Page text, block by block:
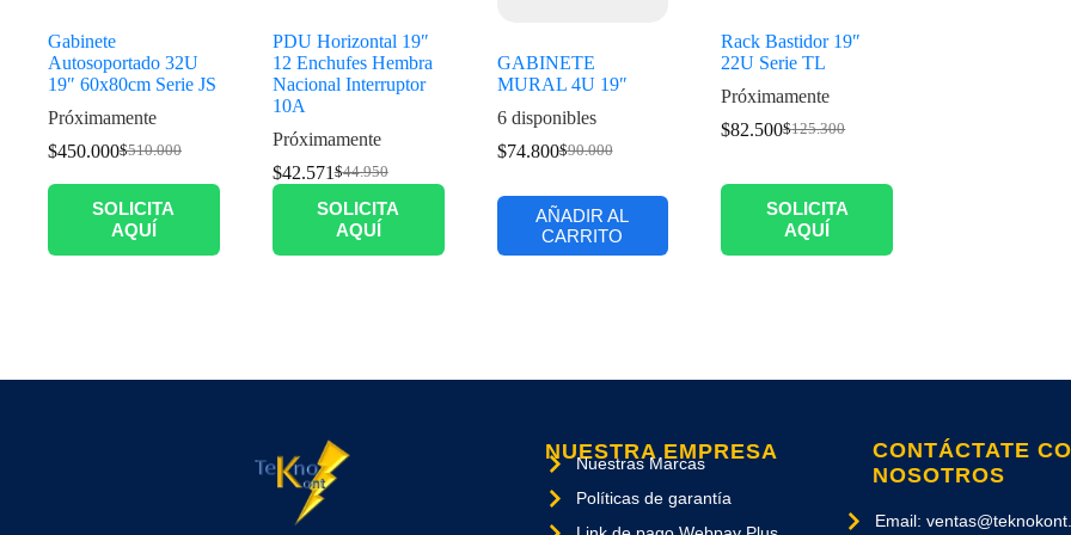
Gabinete
Autosoportado 32U
19″ 60x80cm Serie JS
Próximamente
$510.000
$450.000
SOLICITA
AQUÍ
PDU Horizontal 19″
12 Enchufes Hembra
Nacional Interruptor
10A
Próximamente
$44.950
$42.571
SOLICITA
AQUÍ
GABINETE
MURAL 4U 19″
6 disponibles
$90.000
$74.800
AÑADIR AL
CARRITO
Rack Bastidor 19″
22U Serie TL
Próximamente
$125.300
$82.500
SOLICITA
AQUÍ
NUESTRA EMPRESA
Nuestras Marcas
Políticas de garantía
CONTÁCTATE
NOSOTROS
Email: